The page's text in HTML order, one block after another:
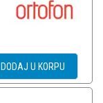
DODAJ U KORPU